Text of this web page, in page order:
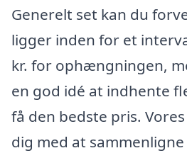
Generelt set kan du
ligger inden for et
kr. for ophængningen,
en god idé at indhente
få den bedste pris.
dig med at